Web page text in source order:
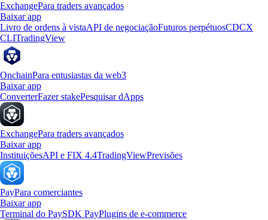
ExchangePara traders avançados
Baixar app
Livro de ordens à vistaAPI de negociaçãoFuturos perpétuosCDCX
CLITradingView
OnchainPara entusiastas da web3
Baixar app
ConverterFazer stakePesquisar dApps
ExchangePara traders avançados
Baixar app
InstituiçõesAPI e FIX 4.4TradingViewPrevisões
PayPara comerciantes
Baixar app
Terminal do PaySDK PayPlugins de e-commerce